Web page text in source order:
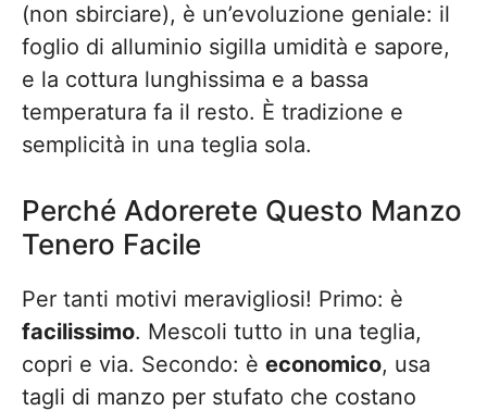
(non sbirciare), è un’evoluzione geniale: il
foglio di alluminio sigilla umidità e sapore,
e la cottura lunghissima e a bassa
temperatura fa il resto. È tradizione e
semplicità in una teglia sola.
Perché Adorerete Questo Manzo
Tenero Facile
Per tanti motivi meravigliosi! Primo: è
facilissimo. Mescoli tutto in una teglia,
copri e via. Secondo: è economico, usa
tagli di manzo per stufato che costano